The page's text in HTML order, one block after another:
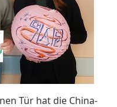
Tür hat die China-